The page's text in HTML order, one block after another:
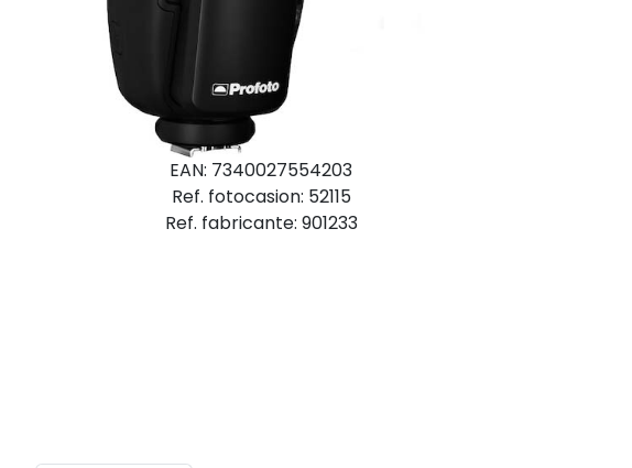
EAN: 7340027554203
Ref. fotocasion: 52115
Ref. fabricante: 901233